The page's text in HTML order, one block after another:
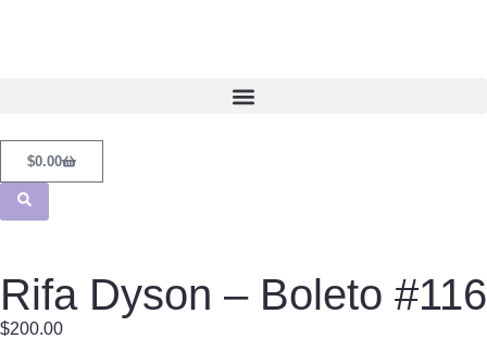
$0.00
Rifa Dyson – Boleto #116
$200.00